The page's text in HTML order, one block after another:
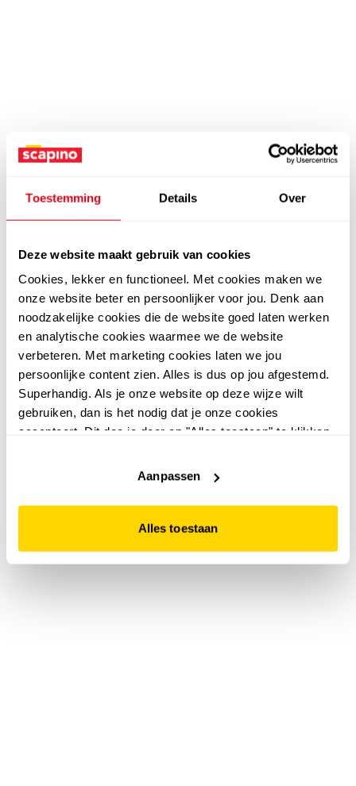
Toestemming Details Over
Deze website maakt gebruik van cookies
Cookies, lekker en functioneel. Met cookies maken we
onze website beter en persoonlijker voor jou. Denk aan
noodzakelijke cookies die de website goed laten werken
en analytische cookies waarmee we de website
verbeteren. Met marketing cookies laten we jou
persoonlijke content zien. Alles is dus op jou afgestemd.
Superhandig. Als je onze website op deze wijze wilt
gebruiken, dan is het nodig dat je onze cookies
accepteert. Dit doe je door op "Alles toestaan" te klikken.
website niet optimaal functioneert.
Aanpassen
Alles toestaan